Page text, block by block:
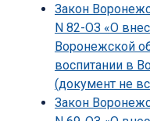
Закон
N 82-ОЗ «О
Воронежской
воспитании в
(документ не
Закон